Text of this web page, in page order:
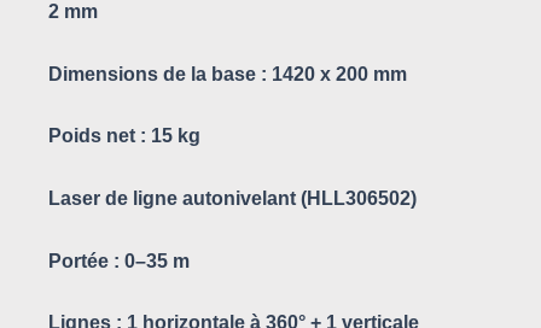
2 mm
Dimensions de la base : 1420 x 200 mm
Poids net : 15 kg
Laser de ligne autonivelant (HLL306502)
Portée : 0–35 m
Lignes : 1 horizontale à 360° + 1 verticale